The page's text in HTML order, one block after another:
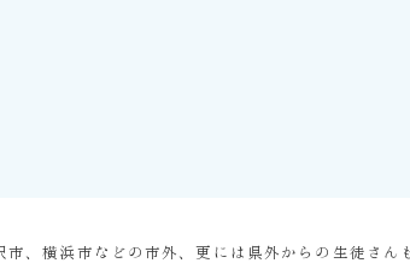
、横浜市などの市外、更には県外からの生徒さん